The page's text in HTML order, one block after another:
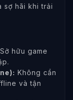
sợ hãi khi trải
Sở hữu game
Không cần
và tận